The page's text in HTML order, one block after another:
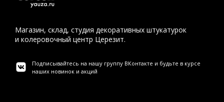
Магазин, склад, студия декоративных штукатурок
и колеровочный центр Церезит.
Подписывайтесь на нашу группу ВКонтакте и будьте в курсе
наших новинок и акций